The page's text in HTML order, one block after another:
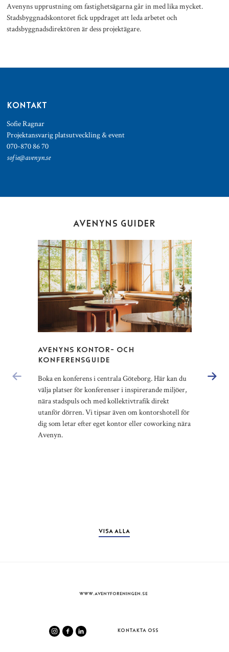
Avenyns upprustning om fastighetsägarna går in med lika mycket.
Stadsbyggnadskontoret fick uppdraget att leda arbetet och
stadsbyggnadsdirektören är dess projektägare.
KONTAKT
Sofie Ragnar
Projektansvarig platsutveckling & event
070-870 86 70
sofie@avenyn.se
AVENYNS GUIDER
AVENYNS KONTOR- OCH
KONFERENSGUIDE
Boka en konferens i centrala Göteborg. Här kan du
välja platser för konferenser i inspirerande miljöer,
nära stadspuls och med kollektivtrafik direkt
utanför dörren. Vi tipsar även om kontorshotell för
dig som letar efter eget kontor eller coworking nära
Avenyn.
Här
VISA ALLA
WWW.AVENYFORENINGEN.SE
KONTAKTA OSS